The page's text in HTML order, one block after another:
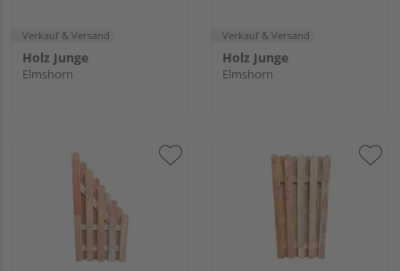
Verkauf & Versand
Holz Junge
Elmshorn
Verkauf & Versand
Holz Junge
Elmshorn